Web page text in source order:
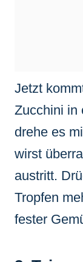
Jetzt
Zucchini in
drehe es
wirst
austritt.
Tropfen
fester